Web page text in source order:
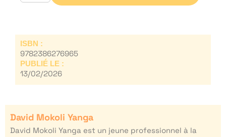
ISBN :
9782386276965
PUBLIÉ LE :
13/02/2026
David Mokoli Yanga
David Mokoli Yanga est un jeune professionnel à la